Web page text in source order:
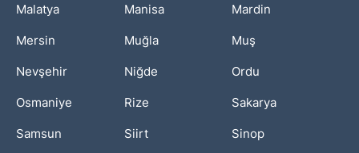
Malatya Manisa Mardin
Mersin Muğla Muş
Nevşehir Niğde Ordu
Osmaniye Rize Sakarya
Samsun Siirt Sinop